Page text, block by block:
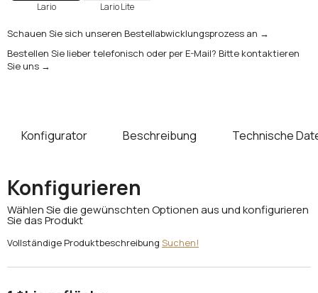
Lario Lario Lite
Schauen Sie sich unseren Bestellabwicklungsprozess an →
Bestellen Sie lieber telefonisch oder per E-Mail? Bitte kontaktieren
Sie uns →
Konfigurator Beschreibung Technische
Konfigurieren
Wählen Sie die gewünschten Optionen aus und konfigurieren
Sie das Produkt
Vollständige Produktbeschreibung Suchen!